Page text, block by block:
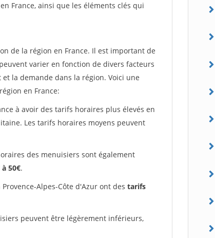
France, ainsi que les éléments clés qui
de la région en France. Il est important de
varier en fonction de divers facteurs
la demande dans la région. Voici une
en France:
à avoir des tarifs horaires plus élevés en
Les tarifs horaires moyens peuvent
des menuisiers sont également
50€.
Alpes-Côte d'Azur ont des tarifs
peuvent être légèrement inférieurs,